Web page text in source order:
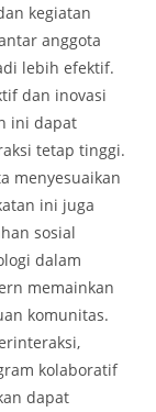
kegiatan
anggota
lebih efektif.
dan inovasi
ini dapat
tetap tinggi.
menyesuaikan
ini juga
sosial
dalam
memainkan
komunitas.
kolaboratif
dapat